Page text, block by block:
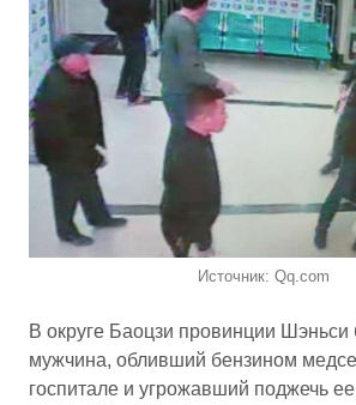
Источник: Qq.com
В округе Баоцзи провинции Шэньси
мужчина, обливший бензином
госпитале и угрожавший поджечь